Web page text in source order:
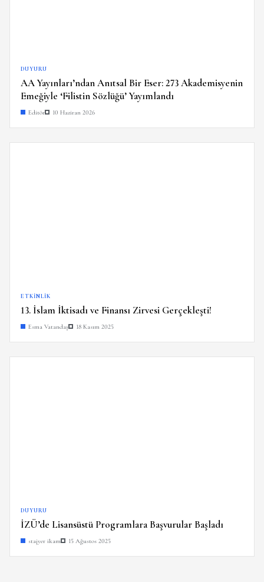
DUYURU
AA Yayınları’ndan Anıtsal Bir Eser: 273 Akademisyenin
Emeğiyle ‘Filistin Sözlüğü’ Yayımlandı
Editör 10 Haziran 2026
ETKINLIK
13. İslam İktisadı ve Finansı Zirvesi Gerçekleşti!
Esma Vatandaş 18 Kasım 2025
DUYURU
İZÜ’de Lisansüstü Programlara Başvurular Başladı
stajyer ikam 15 Ağustos 2025